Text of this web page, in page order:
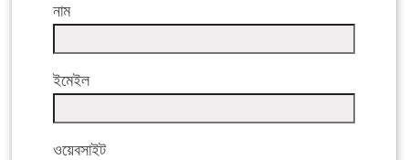
নাম
ইমেইল
ওয়েবসাইট